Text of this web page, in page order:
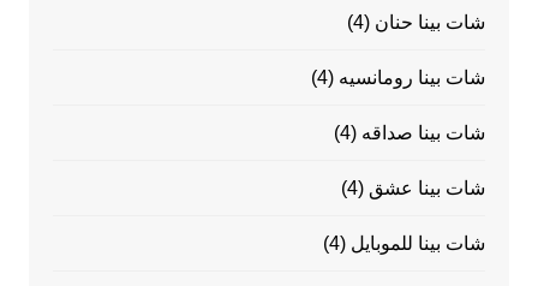
شات بينا حنان (4)
شات بينا رومانسيه (4)
شات بينا صداقه (4)
شات بينا عشق (4)
شات بينا للموبايل (4)